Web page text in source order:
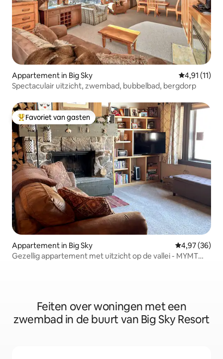
Appartement in Big Sky Gemiddelde
4,91 (11)
Spectaculair uitzicht, zwembad, bubbelbad, bergdorp
Topfavoriet van gasten
Favoriet van gasten
Appartement in Big Sky Gemiddelde
4,97 (36)
Gezellig appartement met uitzicht op de vallei - MYMT
Feiten over woningen met een
zwembad in de buurt van Big Sky Resort